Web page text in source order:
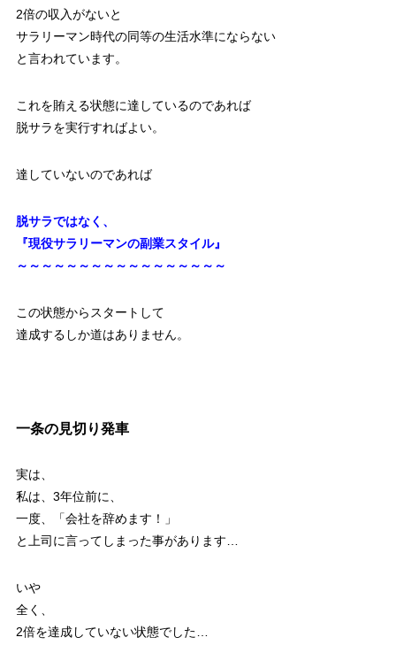
2倍の収入がないと
サラリーマン時代の同等の生活水準にならない
と言われています。
これを賄える状態に達しているのであれば
脱サラを実行すればよい。
達していないのであれば
脱サラではなく、
『現役サラリーマンの副業スタイル』
～～～～～～～～～～～～～～～～～
この状態からスタートして
達成するしか道はありません。
一条の見切り発車
実は、
私は、3年位前に、
一度、「会社を辞めます！」
と上司に言ってしまった事があります…
いや
全く、
2倍を達成していない状態でした…